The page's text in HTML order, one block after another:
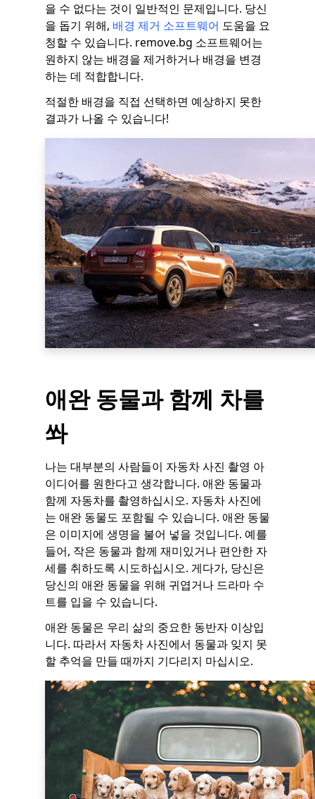
을 수 없다는 것이 일반적인 문제입니다. 당신
을 돕기 위해, 배경 제거 소프트웨어 도움을 요
청할 수 있습니다. remove.bg 소프트웨어는
원하지 않는 배경을 제거하거나 배경을 변경
하는 데 적합합니다.
적절한 배경을 직접 선택하면 예상하지 못한
결과가 나올 수 있습니다!
애완 동물과 함께 차를
쏴
나는 대부분의 사람들이 자동차 사진 촬영 아
이디어를 원한다고 생각합니다. 애완 동물과
함께 자동차를 촬영하십시오. 자동차 사진에
는 애완 동물도 포함될 수 있습니다. 애완 동물
은 이미지에 생명을 불어 넣을 것입니다. 예를
들어, 작은 동물과 함께 재미있거나 편안한 자
세를 취하도록 시도하십시오. 게다가, 당신은
당신의 애완 동물을 위해 귀엽거나 드라마 수
트를 입을 수 있습니다.
애완 동물은 우리 삶의 중요한 동반자 이상입
니다. 따라서 자동차 사진에서 동물과 잊지 못
할 추억을 만들 때까지 기다리지 마십시오.